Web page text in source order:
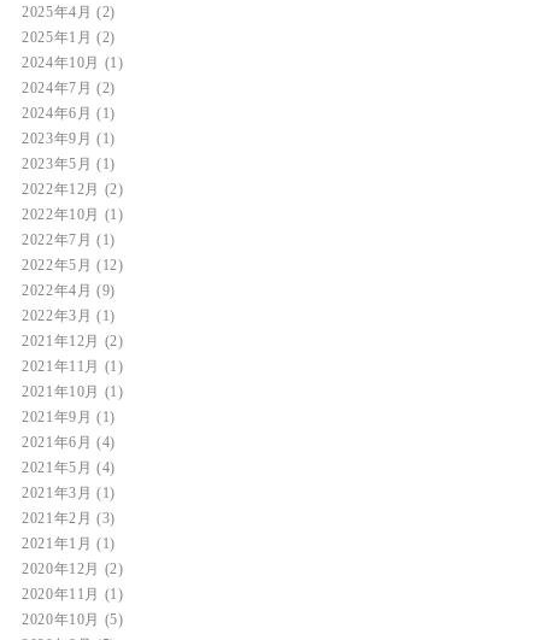
2025年4月 (2)
2025年1月 (2)
2024年10月
(1)
2024年7月 (2)
2024年6月 (1)
2023年9月 (1)
2023年5月 (1)
2022年12月
(2)
2022年10月
(1)
2022年7月 (1)
2022年5月 (12)
2022年4月 (9)
2022年3月 (1)
2021年12月
(2)
2021年11月
(1)
2021年10月
(1)
2021年9月 (1)
2021年6月 (4)
2021年5月 (4)
2021年3月 (1)
2021年2月 (3)
2021年1月 (1)
2020年12月
(2)
2020年11月
(1)
2020年10月
(5)